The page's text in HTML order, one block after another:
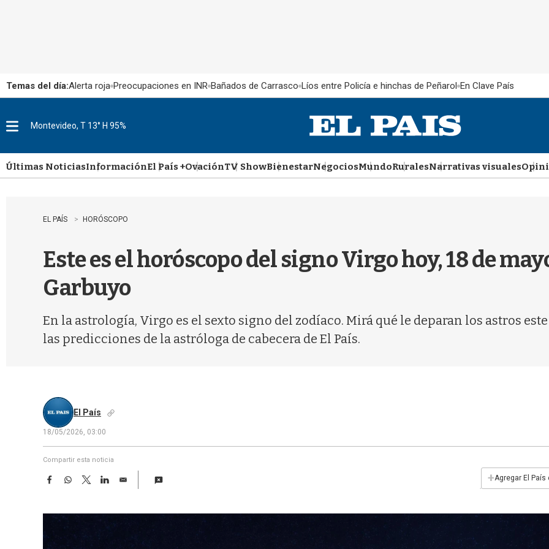
Temas del día:Alerta roja Preocupaciones en INR Bañados de Carrasco Líos entre Policía e hinchas de Peñarol En Clave País
u
Montevideo, T 13° H 95%
Últimas NoticiasInformaciónEl País +OvaciónTV ShowBienestarNegociosMundoRuralesNarrativas visuales
EL PAÍS HORÓSCOPO
Este es el horóscopo del signo Virgo hoy, 18 de
Garbuyo
En la astrología, Virgo es el sexto signo del zodíaco. Mirá qué le deparan los astros
las predicciones de la astróloga de cabecera de El País.
El País
18/05/2026, 03:00
Compartir esta noticia
F
e
W
t
A
T
w
t
L
k
E
i
+Agregar El País